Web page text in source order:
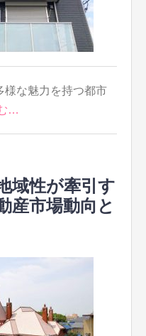
様な魅力を持つ都市
…
域性が牽引す
産市場動向と